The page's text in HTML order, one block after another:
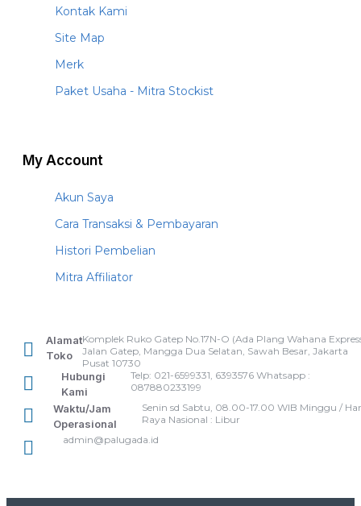
Kontak Kami
Site Map
Merk
Paket Usaha - Mitra Stockist
My Account
Akun Saya
Cara Transaksi & Pembayaran
Histori Pembelian
Mitra Affiliator
Alamat
Toko
Komplek Ruko Gatep No.17N-O (Ada Plang Wahana
Jalan Gatep, Mangga Dua Selatan, Sawah Besar, Jakarta
Pusat 10730
Hubungi
Kami
Telp: 021-6599331, 6393576 Whatsapp :
087880233199
Waktu/Jam
Operasional
Senin sd Sabtu, 08.00-17.00 WIB Minggu /
Raya Nasional : Libur
admin@palugada.id